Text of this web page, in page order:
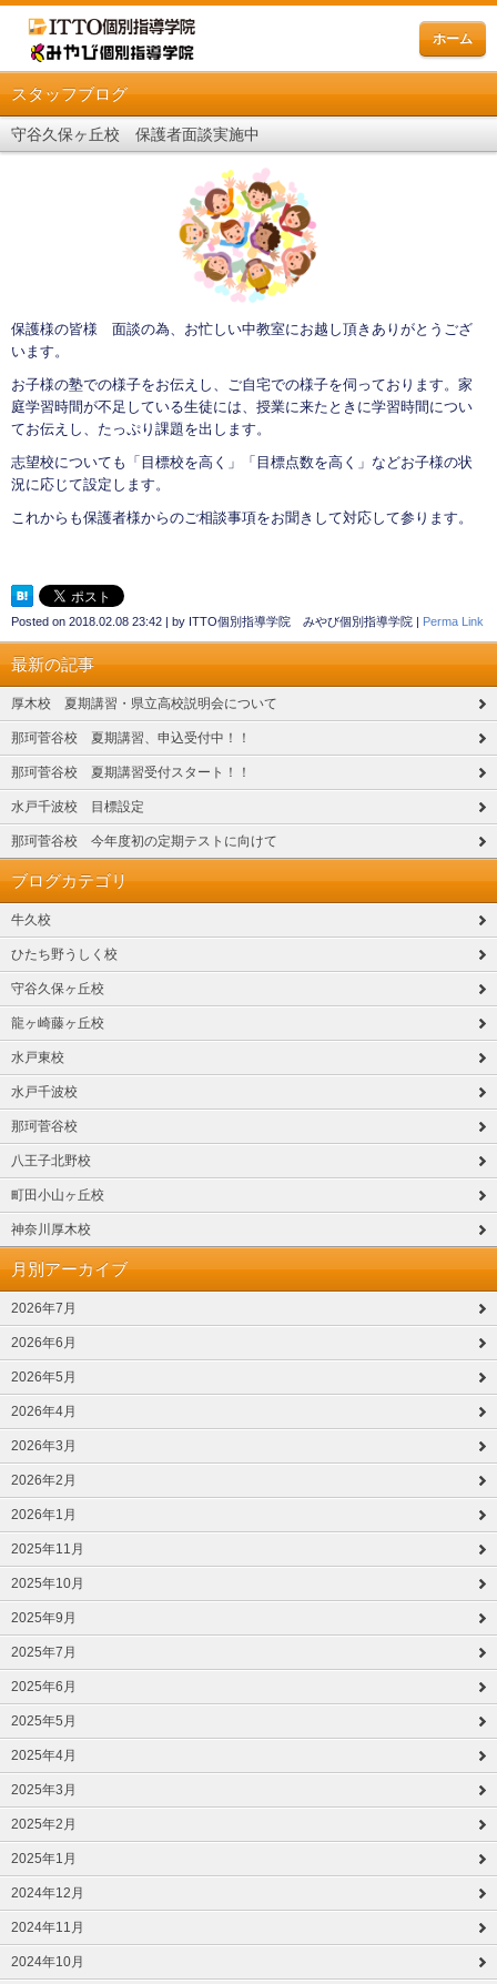
ホーム
スタッフブログ
守谷久保ヶ丘校 保護者面談実施中
保護様の皆様 面談の為、お忙しい中教室にお越し頂きありがとうござ
います。
お子様の塾での様子をお伝えし、ご自宅での様子を伺っております。家
庭学習時間が不足している生徒には、授業に来たときに学習時間につい
てお伝えし、たっぷり課題を出します。
志望校についても「目標校を高く」「目標点数を高く」などお子様の状
況に応じて設定します。
これからも保護者様からのご相談事項をお聞きして対応して参ります。
Posted on 2018.02.08 23:42 | by ITTO個別指導学院 みやび個別指導学院 | Perma Link
最新の記事
厚木校 夏期講習・県立高校説明会について
那珂菅谷校 夏期講習、申込受付中！！
那珂菅谷校 夏期講習受付スタート！！
水戸千波校 目標設定
那珂菅谷校 今年度初の定期テストに向けて
ブログカテゴリ
牛久校
ひたち野うしく校
守谷久保ヶ丘校
龍ヶ崎藤ヶ丘校
水戸東校
水戸千波校
那珂菅谷校
八王子北野校
町田小山ヶ丘校
神奈川厚木校
月別アーカイブ
2026年7月
2026年6月
2026年5月
2026年4月
2026年3月
2026年2月
2026年1月
2025年11月
2025年10月
2025年9月
2025年7月
2025年6月
2025年5月
2025年4月
2025年3月
2025年2月
2025年1月
2024年12月
2024年11月
2024年10月